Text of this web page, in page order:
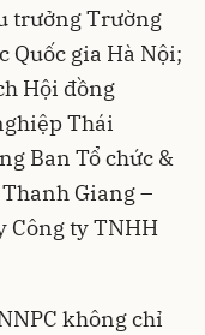
trưởng Trường
Quốc gia Hà Nội;
Hội đồng
Thái
Ban Tổ chức &
Giang –
Công ty TNHH
không chỉ